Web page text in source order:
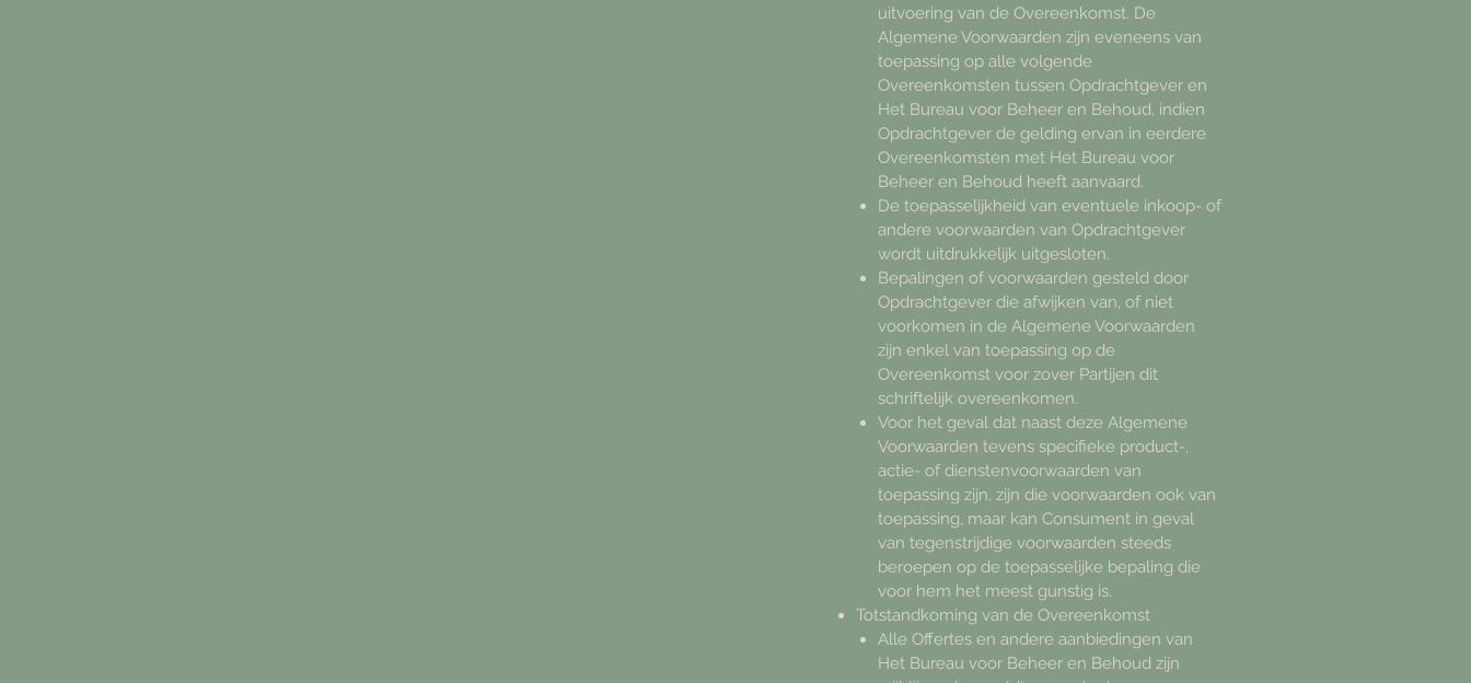
uitvoering van de Overeenkomst. De
Algemene Voorwaarden zijn eveneens van
toepassing op alle volgende
Overeenkomsten tussen Opdrachtgever en
Het Bureau voor Beheer en Behoud, indien
Opdrachtgever de gelding ervan in eerdere
Overeenkomsten met Het Bureau voor
Beheer en Behoud heeft aanvaard.
De toepasselijkheid van eventuele inkoop- of
andere voorwaarden van Opdrachtgever
wordt uitdrukkelijk uitgesloten.
Bepalingen of voorwaarden gesteld door
Opdrachtgever die afwijken van, of niet
voorkomen in de Algemene Voorwaarden
zijn enkel van toepassing op de
Overeenkomst voor zover Partijen dit
schriftelijk overeenkomen.
Voor het geval dat naast deze Algemene
Voorwaarden tevens specifieke product-,
actie- of dienstenvoorwaarden van
toepassing zijn, zijn die voorwaarden ook van
toepassing, maar kan Consument in geval
van tegenstrijdige voorwaarden steeds
beroepen op de toepasselijke bepaling die
voor hem het meest gunstig is.
Totstandkoming van de Overeenkomst
Alle Offertes en andere aanbiedingen van
Het Bureau voor Beheer en Behoud zijn